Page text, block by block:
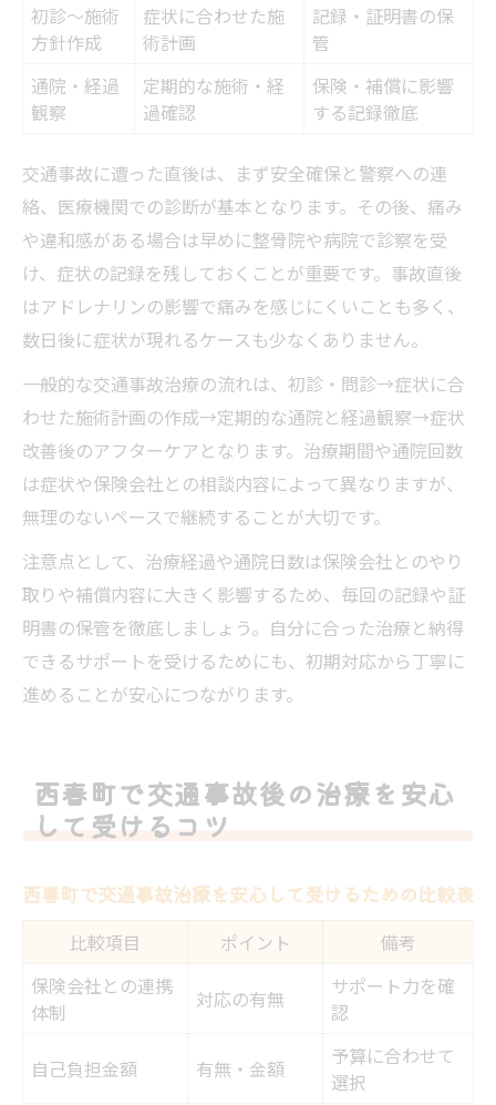
初診～施術
方針作成
症状に合わせた施
術計画
記録・証明書の保
管
通院・経過
観察
定期的な施術・経
過確認
保険・補償に影響
する記録徹底
交通事故に遭った直後は、まず安全確保と警察への連
絡、医療機関での診断が基本となります。その後、痛み
や違和感がある場合は早めに整骨院や病院で診察を受
け、症状の記録を残しておくことが重要です。事故直後
はアドレナリンの影響で痛みを感じにくいことも多く、
数日後に症状が現れるケースも少なくありません。
一般的な交通事故治療の流れは、初診・問診→症状に合
わせた施術計画の作成→定期的な通院と経過観察→症状
改善後のアフターケアとなります。治療期間や通院回数
は症状や保険会社との相談内容によって異なりますが、
無理のないペースで継続することが大切です。
注意点として、治療経過や通院日数は保険会社とのやり
取りや補償内容に大きく影響するため、毎回の記録や証
明書の保管を徹底しましょう。自分に合った治療と納得
できるサポートを受けるためにも、初期対応から丁寧に
進めることが安心につながります。
西春町で交通事故後の治療を安心
して受けるコツ
西春町で交通事故治療を安心して受けるための比較表
比較項目 ポイント
備考
保険会社との連携
体制
対応の有無
サポート力を確
認
自己負担金額 有無・金額
予算に合わせて
選択